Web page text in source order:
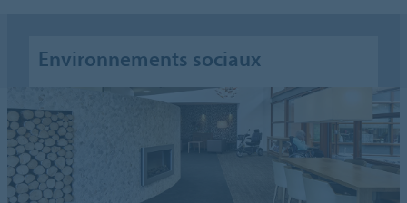
Environnements sociaux